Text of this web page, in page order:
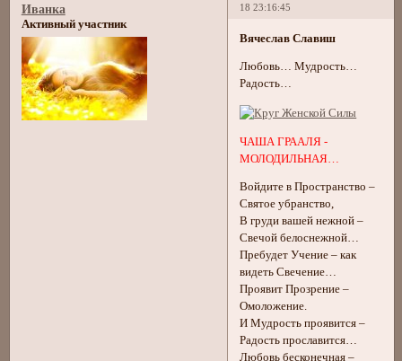
18 23:16:45
Иванка
Активный участник
Вячеслав Славиш
Любовь… Мудрость…
Радость…
ЧАША ГРААЛЯ -
МОЛОДИЛЬНАЯ…
Войдите в Пространство –
Святое убранство,
В груди вашей нежной –
Свечой белоснежной…
Пребудет Учение – как
видеть Свечение…
Проявит Прозрение –
Омоложение.
И Мудрость проявится –
Радость прославится…
Любовь бесконечная –